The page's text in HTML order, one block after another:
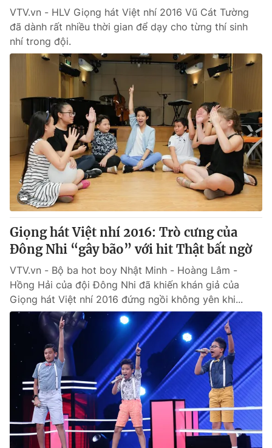
024.66 897 897
Email:toasoan@vtv.vn
Liên hệ quảng cáo:
® Cấm sao chép dưới mọi hình thức nếu không có sự chấp
thông tin từ website này.
VTV.vn - HLV Giọng hát Việt nhí 2016 Vũ Cát Tường
đã dành rất nhiều thời gian để dạy cho từng thí sinh
nhí trong đội.
Giọng hát Việt nhí 2016: Trò cưng của
Đông Nhi “gây bão” với hit Thật bất ngờ
VTV.vn - Bộ ba hot boy Nhật Minh - Hoàng Lâm -
Hồng Hải của đội Đông Nhi đã khiến khán giả của
Giọng hát Việt nhí 2016 đứng ngồi không yên khi...